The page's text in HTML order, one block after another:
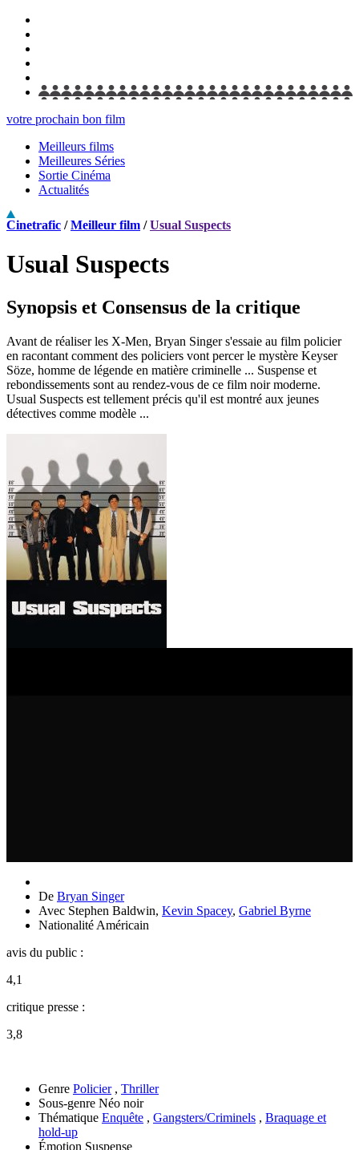
votre prochain bon film
Meilleurs films
Meilleures Séries
Sortie Cinéma
Actualités
Cinetrafic /Meilleur film /Usual Suspects
Usual Suspects
Synopsis et Consensus de la critique
Avant de réaliser les X-Men, Bryan Singer s'essaie au film policier
en racontant comment des policiers vont percer le mystère Keyser
Söze, homme de légende en matière criminelle ... Suspense et
rebondissements sont au rendez-vous de ce film noir moderne.
Usual Suspects est tellement précis qu'il est montré aux jeunes
détectives comme modèle ...
De Bryan Singer
Avec Stephen Baldwin, Kevin Spacey, Gabriel Byrne
Nationalité Américain
avis du public :
4,1
critique presse :
3,8
Genre Policier, Thriller
Sous-genre Néo noir
Thématique Enquête , Gangsters/Criminels , Braquage et
hold-up
Émotion Suspense